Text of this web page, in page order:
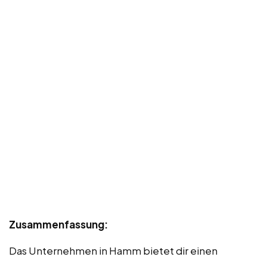
Zusammenfassung:
Das Unternehmen in Hamm bietet dir einen